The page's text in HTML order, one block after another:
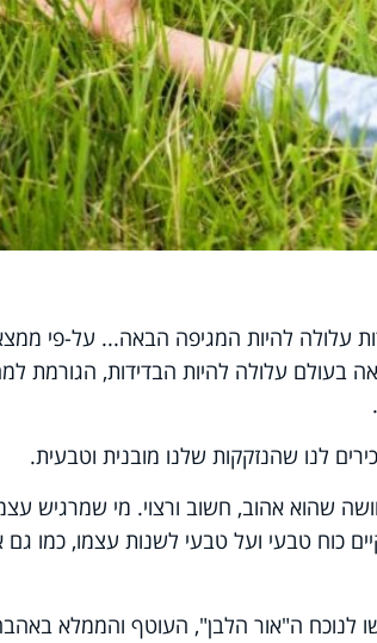
עלולה להיות המגיפה הבאה... על-פי
בעולם עלולה להיות הבדידות, הגורמת
לנו שהנזקקות שלנו מובנית וטבעית.
שהוא אהוב, חשוב ורצוי. מי שמרגיש
כוח טבעי ועל טבעי לשנות עצמו, כמו
לנוכח ה"אור הלבן", העוטף והממלא